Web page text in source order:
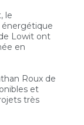
le
énergétique
Lowit ont
en
Roux de
et
très